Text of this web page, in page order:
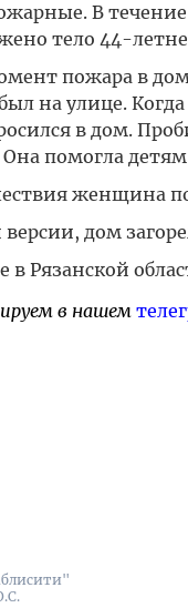
В
тело 44-
пожара в
на улице.
в дом.
помогла
женщина
дом
Рязанской
в нашем